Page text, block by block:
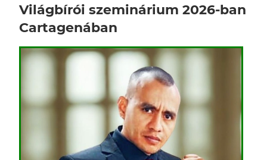
Világbírói szeminárium 2026-ban
Cartagenában